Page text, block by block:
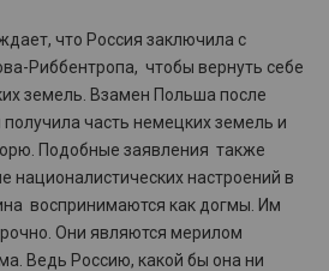
что Россия заключила с
Риббентропа, чтобы вернуть себе
земель. Взамен Польша после
часть немецких земель и
Подобные заявления также
националистических настроений в
воспринимаются как догмы. Им
Они являются мерилом
Ведь Россию, какой бы она ни